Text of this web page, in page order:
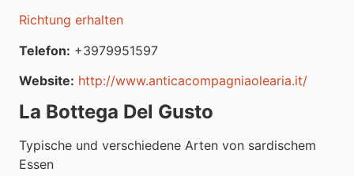
Richtung erhalten
Telefon: +3979951597
Website: http://www.anticacompagniaolearia.it/
La Bottega Del Gusto
Typische und verschiedene Arten von sardischem
Essen